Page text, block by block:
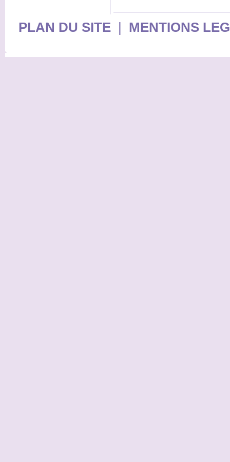
PLAN DU SITE| MENTIONS